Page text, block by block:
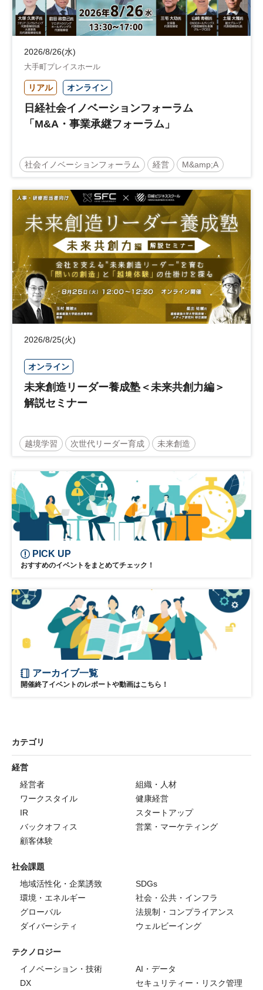
2026/8/26(水)
大手町プレイスホール
リアル オンライン
日経社会イノベーションフォーラム
「M&A・事業承継フォーラム」
社会イノベーションフォーラム 経営 M&amp;A
事業承継 中堅中小企業
日経社会イノベーションフォーラム 参加無料
2026/8/25(火)
オンライン
未来創造リーダー養成塾＜未来共創力編＞
解説セミナー
越境学習 次世代リーダー育成 未来創造
PICK UP
おすすめのイベントをまとめてチェック！
アーカイブ一覧
開催終了イベントのレポートや動画はこちら！
カテゴリ
経営
経営者
組織・人材
ワークスタイル
健康経営
IR
スタートアップ
バックオフィス
営業・マーケティング
顧客体験
社会課題
地域活性化・企業誘致
SDGs
環境・エネルギー
社会・公共・インフラ
グローバル
法規制・コンプライアンス
ダイバーシティ
ウェルビーイング
テクノロジー
イノベーション・技術
AI・データ
DX
セキュリティー・リスク管理